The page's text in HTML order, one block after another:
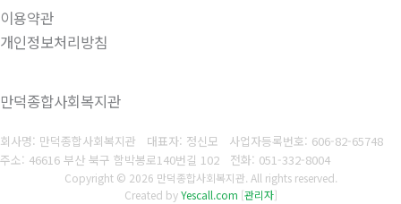
이용약관
개인정보처리방침
만덕종합사회복지관
회사명: 만덕종합사회복지관 대표자: 정신모 사업자등록번호: 606-82-65748
주소: 46616 부산 북구 함박봉로140번길 102 전화: 051-332-8004
Copyright © 2026 만덕종합사회복지관. All rights reserved.
Created byYescall.com [관리자]